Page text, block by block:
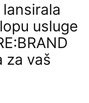
usluge
za vaš